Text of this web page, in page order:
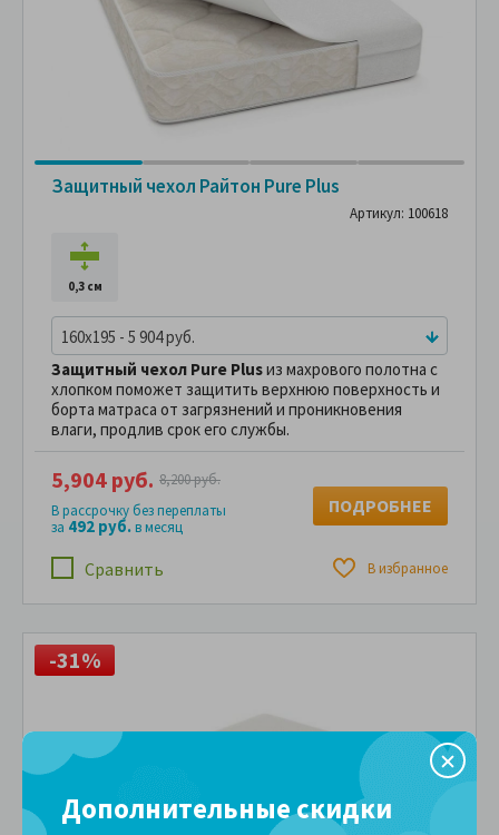
Защитный чехол Райтон Pure Plus
Артикул: 100618
0,3 см
160x195 - 5 904 руб.
Защитный чехол Pure Plusиз махрового полотна с
хлопком поможет защитить верхнюю поверхность и
борта матраса от загрязнений и проникновения
влаги, продлив срок его службы.
Сравнить В избранное
5,904 руб. 8,200 руб.
В рассрочку без переплаты
за 492 руб.в месяц
ПОДРОБНЕЕ
-31%
Дополнительные скидки